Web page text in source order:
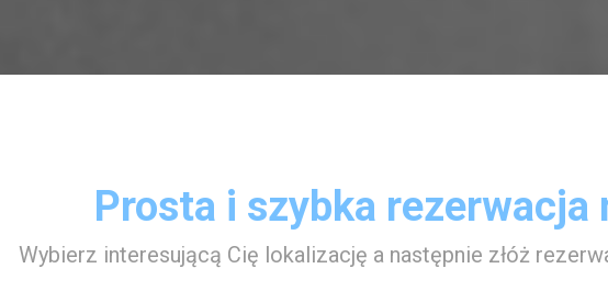
Prosta i szybka rezerwacja
Wybierz interesującą Cię lokalizację a następnie złóż